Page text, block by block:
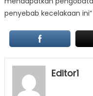
penyebab kecelakaan
Editor1